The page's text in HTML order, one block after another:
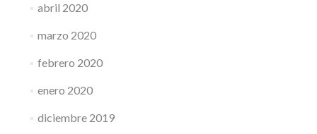
abril 2020
marzo 2020
febrero 2020
enero 2020
diciembre 2019